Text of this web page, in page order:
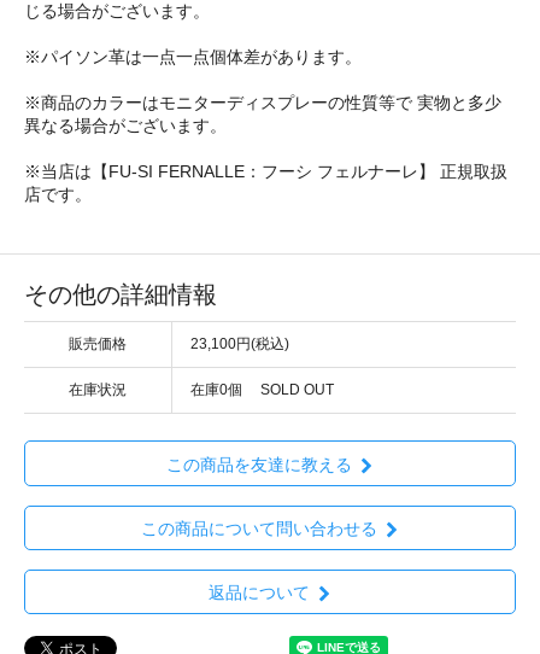
じる場合がございます。
※パイソン革は一点一点個体差があります。
※商品のカラーはモニターディスプレーの性質等で 実物と多少
異なる場合がございます。
※当店は【FU-SI FERNALLE：フーシ フェルナーレ】 正規取扱
店です。
その他の詳細情報
販売価格 23,100円(税込)
在庫状況 在庫0個 SOLD OUT
この商品を友達に教える
この商品について問い合わせる
返品について